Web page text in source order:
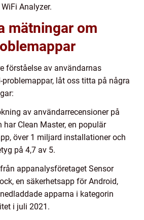
Analyzer.
mätningar om
förståelse av användarnas
låt oss titta på några
av användarrecensioner på
har Clean Master, en populär
över 1 miljard installationer och
på 4,7 av 5.
appanalysföretaget Sensor
en säkerhetsapp för Android,
apparna i kategorin
i juli 2021.